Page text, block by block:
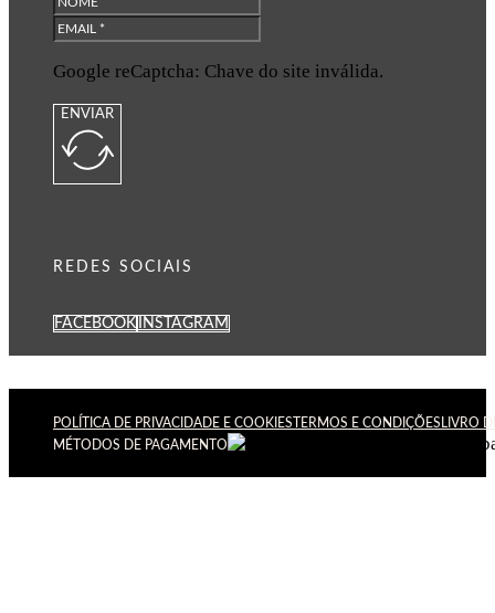
Google reCaptcha: Chave do site inválida.
ENVIAR
REDES SOCIAIS
FACEBOOK INSTAGRAM
POLÍTICA DE PRIVACIDADE E COOKIES TERMOS E CONDIÇÕES LIVRO
MÉTODOS DE PAGAMENTO